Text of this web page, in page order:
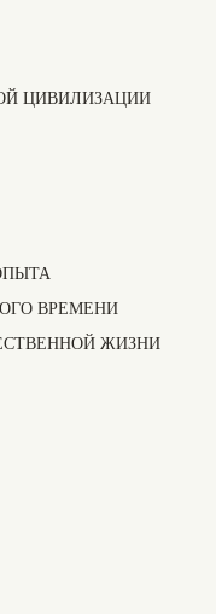
ЦИВИЛИЗАЦИИ
ВРЕМЕНИ
ЖИЗНИ